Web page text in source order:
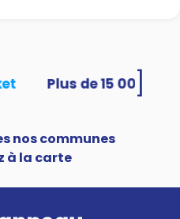
nos communes
à la carte